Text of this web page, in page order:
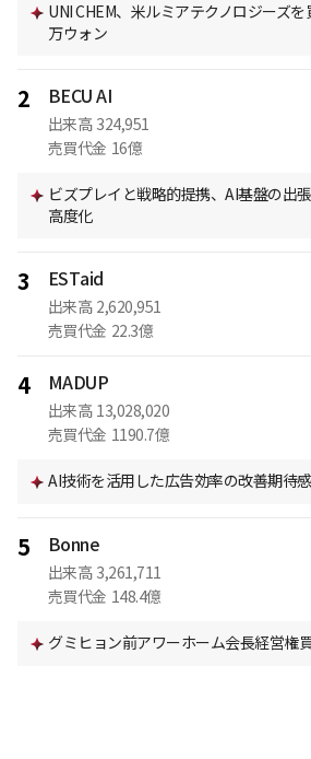
UNI CHEM、米ルミアテクノロジーズ
万ウォン
2 BECU AI
出来高 324,951
売買代金 16億
ビズプレイと戦略的提携、AI基盤の出
高度化
3 ESTaid
出来高 2,620,951
売買代金 22.3億
4 MADUP
出来高 13,028,020
売買代金 1190.7億
AI技術を活用した広告効率の改善期待感
5 Bonne
出来高 3,261,711
売買代金 148.4億
グミヒョン前アワーホーム会長経営権